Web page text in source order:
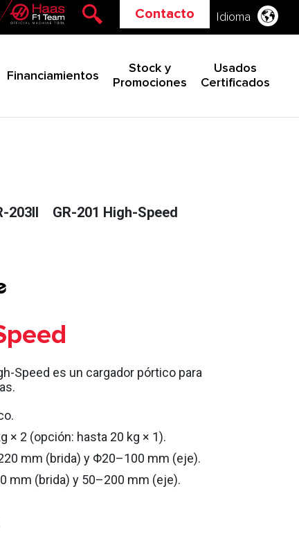
Contacto Idioma
Financiamientos
Stock y
Promociones
Usados
Certificados
203II GR-201 High-Speed
Speed es un cargador pórtico para
× 2 (opción: hasta 20 kg × 1).
mm (brida) y Φ20–100 mm (eje).
mm (brida) y 50–200 mm (eje).